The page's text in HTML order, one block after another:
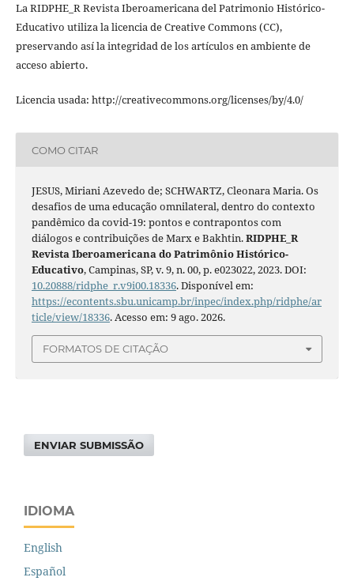
La RIDPHE_R Revista Iberoamericana del Patrimonio Histórico-
Educativo utiliza la licencia de Creative Commons (CC),
preservando así la integridad de los artículos en ambiente de
acceso abierto.
Licencia usada: http://creativecommons.org/licenses/by/4.0/
COMO CITAR
JESUS, Miriani Azevedo de; SCHWARTZ, Cleonara Maria. Os
desafios de uma educação omnilateral, dentro do contexto
pandêmico da covid-19: pontos e contrapontos com
diálogos e contribuições de Marx e Bakhtin.RIDPHE_R
Revista Iberoamericana do Patrimônio Histórico-
Educativo, Campinas, SP, v. 9, n. 00, p. e023022, 2023. DOI:
10.20888/ridphe_r.v9i00.18336. Disponível em:
https://econtents.sbu.unicamp.br/inpec/index.php/ridphe/ar
ticle/view/18336. Acesso em: 9 ago. 2026.
FORMATOS DE CITAÇÃO
ENVIAR SUBMISSÃO
IDIOMA
English
Español